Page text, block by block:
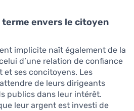
terme envers le citoyen
implicite naît également de la
d’une relation de confiance
ses concitoyens. Les
de leurs dirigeants
publics dans leur intérêt.
leur argent est investi de